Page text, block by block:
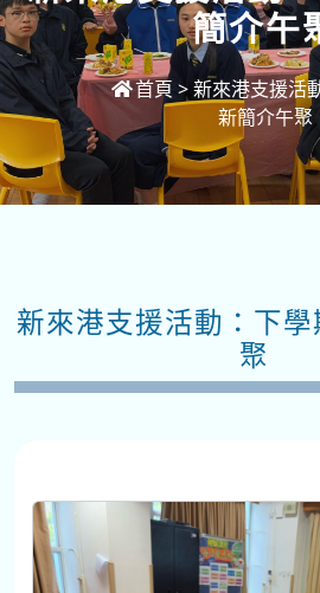
簡介午
首頁 > 新來港支援活
新簡介午聚
新來港支援活動：下
聚